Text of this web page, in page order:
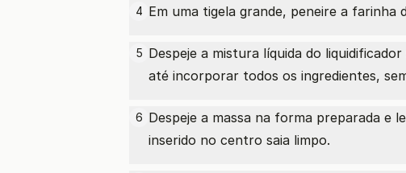
4 Em uma tigela grande, peneire a
5 Despeje a mistura líquida do
até incorporar todos os ingredientes,
6 Despeje a massa na forma preparada e
inserido no centro saia limpo.